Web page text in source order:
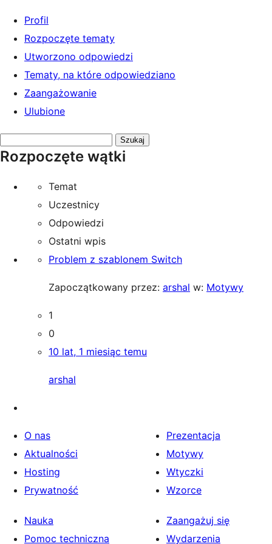
Profil
Rozpoczęte tematy
Utworzono odpowiedzi
Tematy, na które odpowiedziano
Zaangażowanie
Ulubione
tematy:
Rozpoczęte wątki
Temat
Uczestnicy
Odpowiedzi
Ostatni wpis
Problem z szablonem Switch
Zapoczątkowany przez: arshal w: Motywy
1
0
10 lat, 1 miesiąc temu
arshal
O nas
Aktualności
Hosting
Prywatność
Prezentacja
Motywy
Wtyczki
Wzorce
Nauka
Pomoc techniczna
Zaangażuj się
Wydarzenia